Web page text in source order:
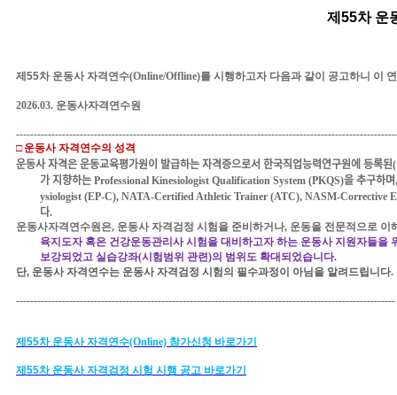
제 55차 운
제55차 운동사 자격연수(Online/Offline)를 시행하고자 다음과 같이 공고하니 이
2026.03. 운동사자격연수원
□운동사 자격연수의 성격
운동사 자격은 운동교육평가원이 발급하는 자격증으로서 한국직업능력연구원에 등록된(
가 지향하는Professional Kinesiologist Qualification System (PKQS)을 추구하며
ysiologist (EP-C), NATA-Certified Athletic Trainer (ATC), NASM-Corrective
다.
운동사자격연수원은, 운동사 자격검정 시험을 준비하거나, 운동을 전문적으로 이
육지도자 혹은 건강운동관리사 시험을 대비하고자 하는 운동사 지원자들을
보강되었고 실습강좌(시험범위 관련)의 범위도 확대되었습니다.
단, 운동사 자격연수는 운동사 자격검정 시험의 필수과정이 아님을 알려드립니다.
-----------------------------------------------------------------------------------------------------------
제55차 운동사 자격연수(Online) 참가신청 바로가기
제55차 운동사 자격검정 시험 시행 공고 바로가기